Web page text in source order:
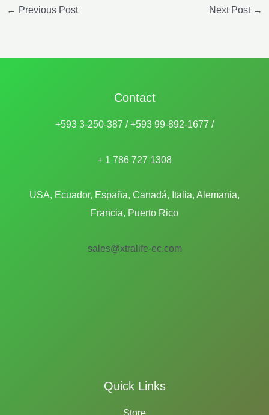
← Previous Post Next Post →
Contact
+593 3-250-387 / +593 99-892-1677 /
+ 1 786 727 1308
USA, Ecuador, España, Canadá, Italia, Alemania,
Francia, Puerto Rico
sales@xtralife-ec.com
Quick Links
Store